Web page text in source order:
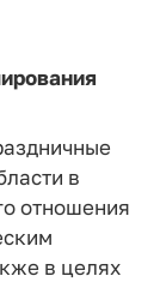
в
отношения
в целях